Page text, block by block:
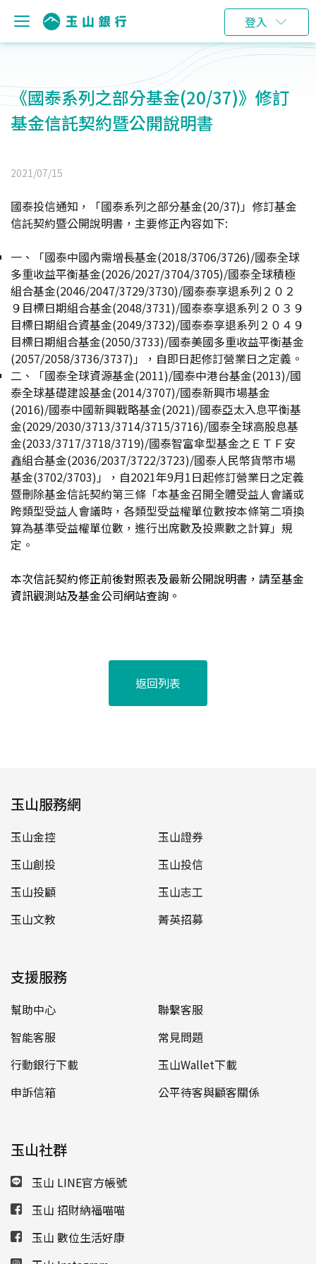
登入
《國泰系列之部分基金(20/37)》修訂
基金信託契約暨公開說明書
2021/07/15
國泰投信通知，「國泰系列之部分基金(20/37)」修訂基金
信託契約暨公開說明書，主要修正內容如下:
一、
「國泰中國內需增長基金(2018/3706/3726)/國泰全球
多重收益平衡基金(2026/2027/3704/3705)/國泰全球積極
組合基金(2046/2047/3729/3730)/國泰泰享退系列２０２
９目標日期組合基金(2048/3731)/國泰泰享退系列２０３９
目標日期組合資基金(2049/3732)/國泰泰享退系列２０４９
目標日期組合基金(2050/3733)/國泰美國多重收益平衡基金
(2057/2058/3736/3737)」，自即日起修訂營業日之定義。
二、
「國泰全球資源基金(2011)/國泰中港台基金(2013)/國
泰全球基礎建設基金(2014/3707)/國泰新興市場基金
(2016)/國泰中國新興戰略基金(2021)/國泰亞太入息平衡基
金(2029/2030/3713/3714/3715/3716)/國泰全球高股息基
金(2033/3717/3718/3719)/國泰智富傘型基金之ＥＴＦ安
鑫組合基金(2036/2037/3722/3723)/國泰人民幣貨幣市場
基金(3702/3703)」，自2021年9月1日起修訂營業日之定義
暨刪除基金信託契約第三條「本基金召開全體受益人會議或
跨類型受益人會議時，各類型受益權單位數按本條第二項換
算為基準受益權單位數，進行出席數及投票數之計算」規
定。
本次信託契約修正前後對照表及最新公開說明書，請至基金
資訊觀測站及基金公司網站查詢。
返回列表
玉山服務網
玉山金控
玉山證券
玉山創投
玉山投信
玉山投顧
玉山志工
玉山文教
菁英招募
支援服務
幫助中心
聯繫客服
智能客服
常見問題
行動銀行下載
玉山Wallet下載
申訴信箱
公平待客與顧客關係
玉山社群
玉山 LINE官方帳號
玉山 招財納福喵喵
玉山 數位生活好康